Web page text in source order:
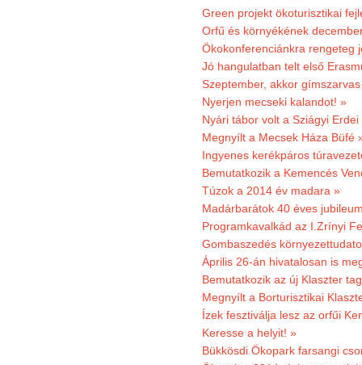
Green projekt ökoturisztikai
Orfű és környékének
Ökokonferenciánkra rengeteg
Jó hangulatban telt első
Szeptember, akkor
Nyerjen mecseki kalandot! »
Nyári tábor volt a Sziágyi
Megnyílt a Mecsek Háza Büfé
Ingyenes kerékpáros
Bemutatkozik a Kemencés
Túzok a 2014 év madara »
Madárbarátok 40 éves
Programkavalkád az I.Zrínyi
Gombaszedés
Április 26-án hivatalosan is
Bemutatkozik az új Klaszter
Megnyílt a Borturisztikai
Ízek fesztiválja lesz az orfűi
Keresse a helyit! »
Bükkösdi Ökopark farsangi